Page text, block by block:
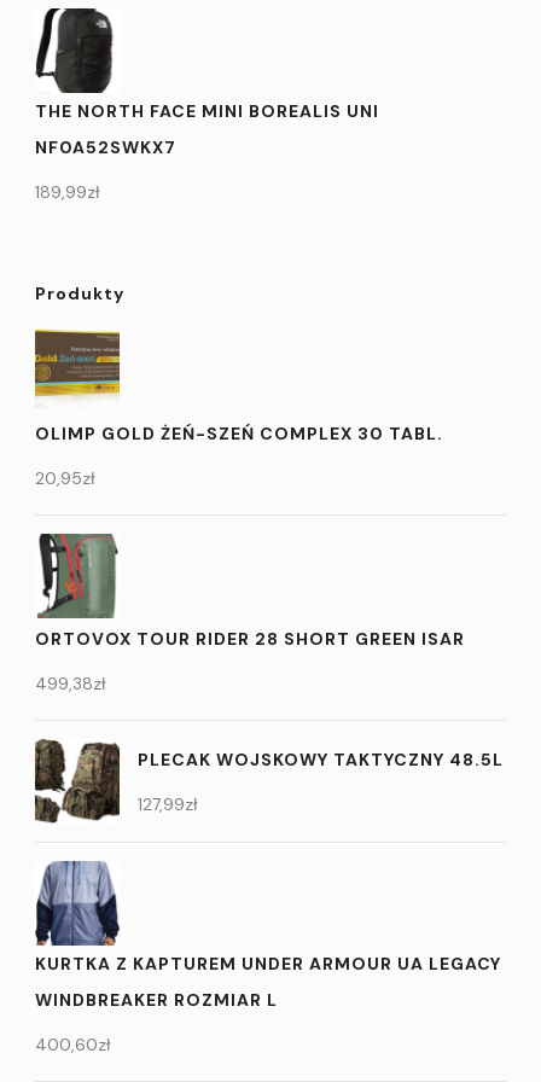
THE NORTH FACE MINI BOREALIS UNI
NF0A52SWKX7
189,99zł
Produkty
OLIMP GOLD ŻEŃ-SZEŃ COMPLEX 30 TABL.
20,95zł
ORTOVOX TOUR RIDER 28 SHORT GREEN ISAR
499,38zł
PLECAK WOJSKOWY TAKTYCZNY 48.5L
127,99zł
KURTKA Z KAPTUREM UNDER ARMOUR UA LEGACY
WINDBREAKER ROZMIAR L
400,60zł